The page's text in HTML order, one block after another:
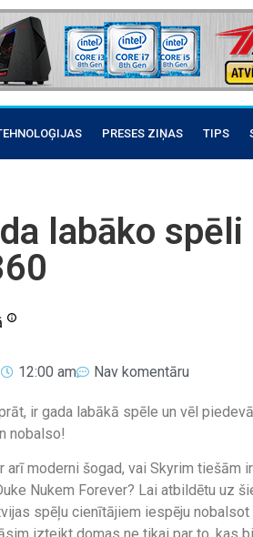
PRESES ZIŅAS TIPS
labāko
12:00 am Nav komentāru
ir gada labākā spēle un vēl
nobalso!
moderni šogad, vai Skyrim tiešām
Nukem Forever? Lai atbildētu uz
spēļu cienītājiem iespēju